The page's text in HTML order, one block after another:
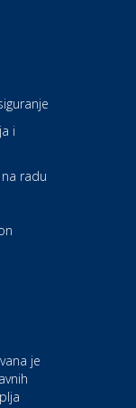
i
radu
je